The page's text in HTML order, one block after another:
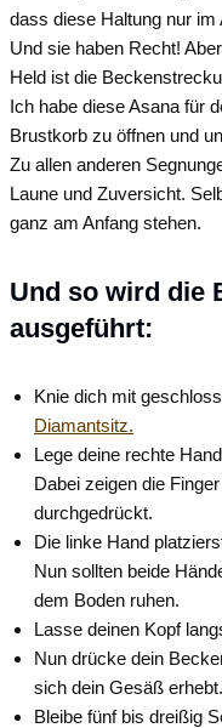
dass diese Haltung nur
Und sie haben Recht!
Held ist die
Ich habe diese Asana für
Brustkorb zu öffnen und
Zu allen anderen
Laune und Zuversicht.
ganz am Anfang stehen.
Und so wird die
ausgeführt:
Knie dich mit
Diamantsitz.
Lege deine rechte
Dabei zeigen die
durchgedrückt.
Die linke Hand
Nun sollten beide
dem Boden ruhen.
Lasse deinen Kopf
Nun drücke dein
sich dein Gesäß erhebt.
Bleibe fünf bis dreißig